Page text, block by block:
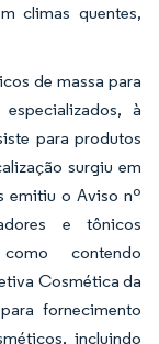
climas quentes,
de massa para
à
para produtos
surgiu em
emitiu o Aviso nº
e tônicos
contendo
Cosmética da
fornecimento
incluindo